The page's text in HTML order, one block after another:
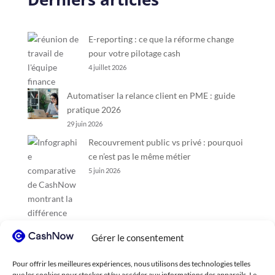
Gérer le consentement
Pour offrir les meilleures expériences, nous utilisons des technologies telles
E-reporting : ce que la réforme change
pour votre pilotage cash
4 juillet 2026
Automatiser la relance client en PME : guide
pratique 2026
29 juin 2026
Recouvrement public vs privé : pourquoi
ce n’est pas le même métier
5 juin 2026